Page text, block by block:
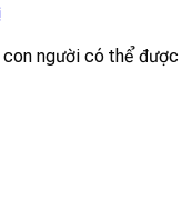
người có thể được